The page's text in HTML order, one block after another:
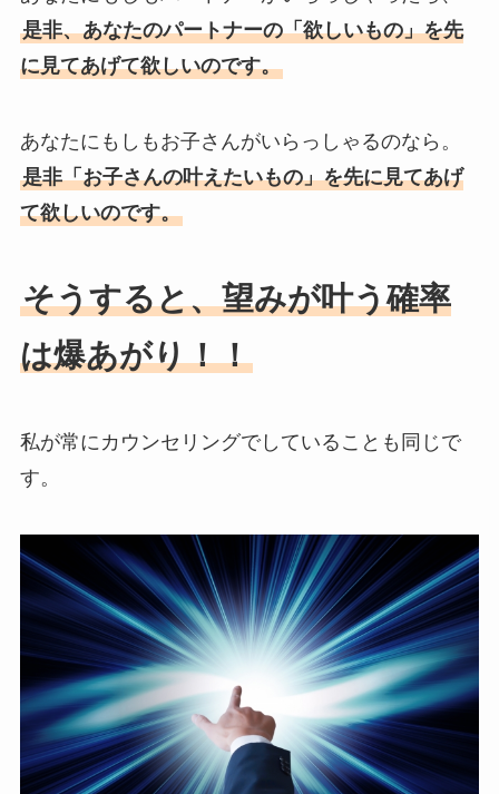
是非、あなたのパートナーの「欲しいもの」を先
に見てあげて欲しいのです。
あなたにもしもお子さんがいらっしゃるのなら。
是非「お子さんの叶えたいもの」を先に見てあげ
て欲しいのです。
そうすると、望みが叶う確率
は爆あがり！！
私が常にカウンセリングでしていることも同じで
す。